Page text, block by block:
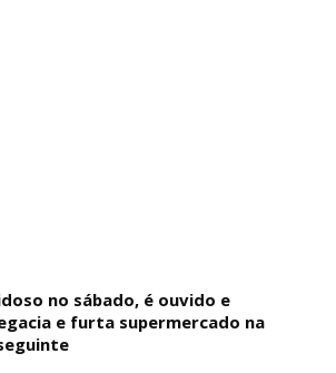
no sábado, é ouvido e
e furta supermercado na